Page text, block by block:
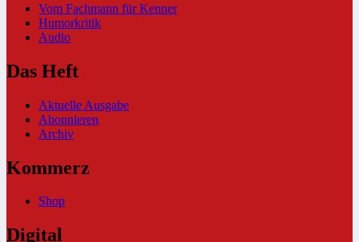
Vom Fachmann für Kenner
Humorkritik
Audio
Das Heft
Aktuelle Ausgabe
Abonnieren
Archiv
Kommerz
Shop
Digital